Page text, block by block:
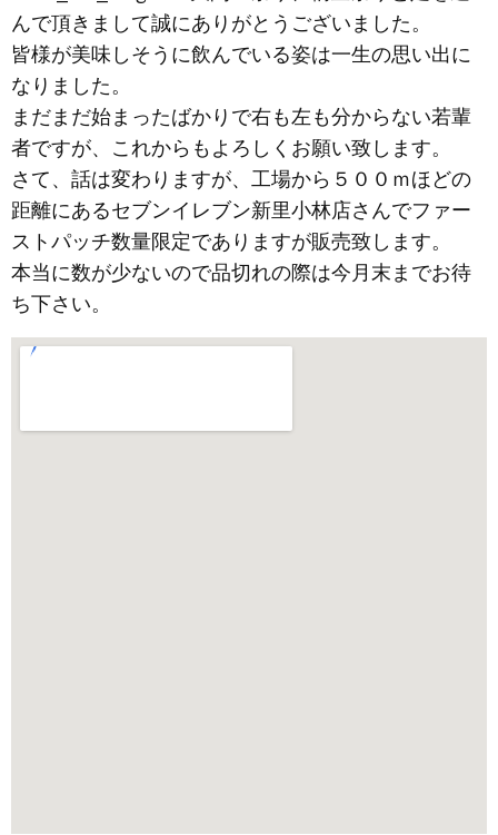
んで頂きまして誠にありがとうございました。
皆様が美味しそうに飲んでいる姿は一生の思い出に
なりました。
まだまだ始まったばかりで右も左も分からない若輩
者ですが、これからもよろしくお願い致します。
さて、話は変わりますが、工場から５００ｍほどの
距離にあるセブンイレブン新里小林店さんでファー
ストパッチ数量限定でありますが販売致します。
本当に数が少ないので品切れの際は今月末までお待
ち下さい。